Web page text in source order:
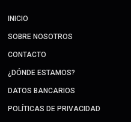
INICIO
SOBRE NOSOTROS
CONTACTO
¿DÓNDE ESTAMOS?
DATOS BANCARIOS
POLÍTICAS DE PRIVACIDAD